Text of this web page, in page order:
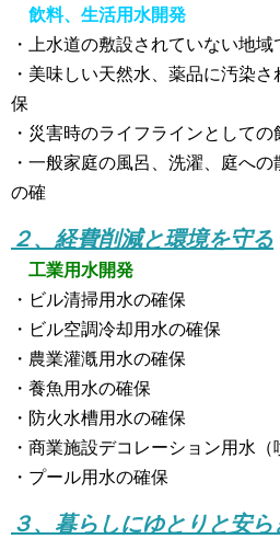
飲料、生活用水開発
・上水道の敷設されていない地
・美味しい天然水、薬品に汚染
保
・災害時のライフラインとして
・一般家庭の風呂、洗濯、庭へ
の確
２、経費削減と環境を守る
工業用水開発
・ビル清掃用水の確保
・ビル空調冷却用水の確保
・農業灌漑用水の確保
・養魚用水の確保
・防火水槽用水の確保
・商業施設デコレーション用水（
・プール用水の確保
３、暮らしにゆとりと安